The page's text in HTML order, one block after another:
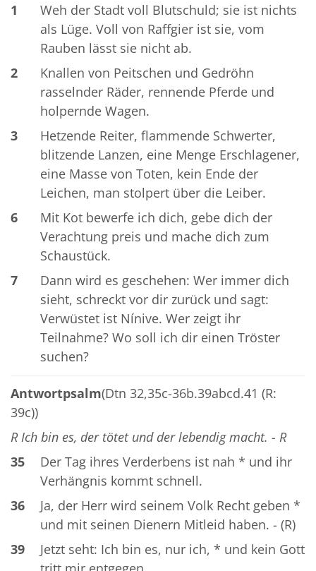
1
Weh der Stadt voll Blutschuld; sie ist nichts
als Lüge. Voll von Raffgier ist sie, vom
Rauben lässt sie nicht ab.
2
Knallen von Peitschen und Gedröhn
rasselnder Räder, rennende Pferde und
holpernde Wagen.
3
Hetzende Reiter, flammende Schwerter,
blitzende Lanzen, eine Menge Erschlagener,
eine Masse von Toten, kein Ende der
Leichen, man stolpert über die Leiber.
6
Mit Kot bewerfe ich dich, gebe dich der
Verachtung preis und mache dich zum
Schaustück.
7
Dann wird es geschehen: Wer immer dich
sieht, schreckt vor dir zurück und sagt:
Verwüstet ist Nínive. Wer zeigt ihr
Teilnahme? Wo soll ich dir einen Tröster
suchen?
Antwortpsalm(Dtn 32,35c-36b.39abcd.41 (R:
39c))
R Ich bin es, der tötet und der lebendig macht. - R
35
Der Tag ihres Verderbens ist nah * und ihr
Verhängnis kommt schnell.
36
Ja, der Herr wird seinem Volk Recht geben *
und mit seinen Dienern Mitleid haben. - (R)
39
Jetzt seht: Ich bin es, nur ich, * und kein Gott